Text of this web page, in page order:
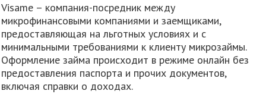
Visame – компания-посредник между
микрофинансовыми компаниями и заемщиками,
предоставляющая на льготных условиях и с
минимальными требованиями к клиенту микрозаймы.
Оформление займа происходит в режиме онлайн без
предоставления паспорта и прочих документов,
включая справки о доходах.